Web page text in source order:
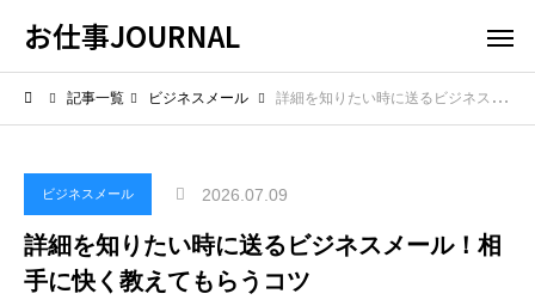
お仕事JOURNAL
記事一覧 ビジネスメール 詳細を知りたい時に送るビジネスメール！相手に快く教えてもらうコツ
ビジネスメール 2026.07.09
詳細を知りたい時に送るビジネスメール！相
手に快く教えてもらうコツ